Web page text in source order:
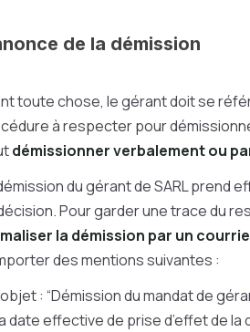
de la démission
toute chose, le gérant doit se
à respecter pour
démissionner verbalement ou
du gérant de SARL prend
Pour garder une trace du
la démission par un
des mentions suivantes :
: “Démission du mandat de
date effective de prise d’effet de la